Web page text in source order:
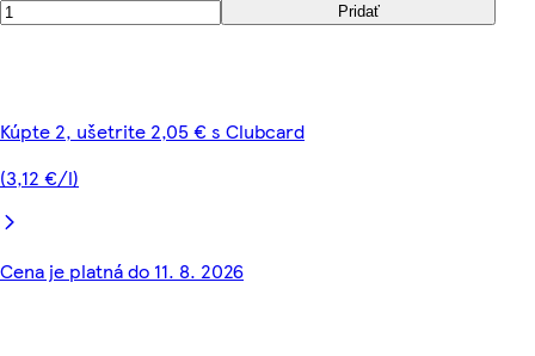
Pridať
Kúpte 2, ušetrite 2,05 € s Clubcard
(3,12 €/l)
Cena je platná do 11. 8. 2026